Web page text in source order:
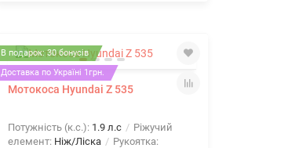
В подарок: 30 бонусів
Доставка по Україні 1грн.
Мотокоса Hyundai Z 535
Потужність (к.с.): 1.9 л.с
Ріжучий
елемент: Ніж/Ліска
Рукоятка: